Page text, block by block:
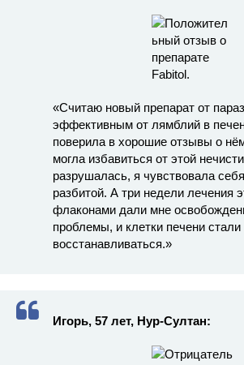
«Считаю новый препарат от
эффективным от лямблий в
поверила в хорошие отзывы о
могла избавиться от этой
разрушалась, я чувствовала
разбитой. А три недели лечения
флаконами дали мне
проблемы, и клетки печени стали
восстанавливаться.»
Игорь, 57 лет, Нур-Султан: